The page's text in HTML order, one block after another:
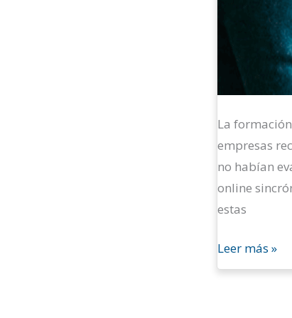
La
empresas
no habían
online
estas
Leer más »